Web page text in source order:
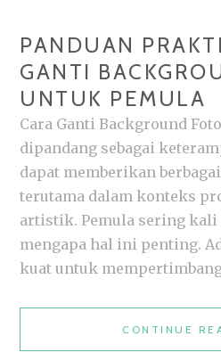
PANDUAN
GANTI
UNTUK PEMULA
Cara Ganti Background
dipandang sebagai
dapat memberikan
terutama dalam konteks
artistik. Pemula sering kali
mengapa hal ini penting.
kuat untuk
CONTINUE